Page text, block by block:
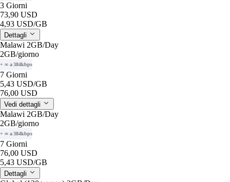
3 Giorni
73,90 USD
4,93 USD/GB
Dettagli
Malawi 2GB/Day
2GB/giorno
+ ∞ a 384kbps
7 Giorni
5,43 USD/GB
76,00 USD
Vedi dettagli
Malawi 2GB/Day
2GB/giorno
+ ∞ a 384kbps
7 Giorni
76,00 USD
5,43 USD/GB
Dettagli